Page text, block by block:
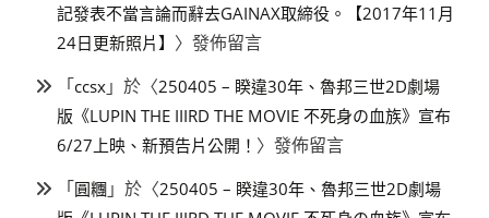
記發表不當言論而辭去GAINAX取締役。【2017年11月
24日更新照片】 〉發佈留言
「ccsx 」於〈250405 – 睽違30年、魯邦三世2D劇場
版《LUPIN THE IIIRD THE MOVIE 不死身の血族》宣布
6/27上映、新預告片公開！ 〉發佈留言
「圓糰 」於〈250405 – 睽違30年、魯邦三世2D劇場